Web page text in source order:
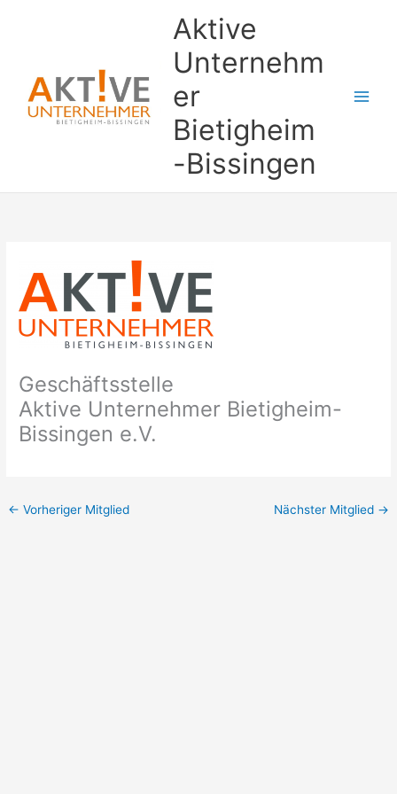
Aktive
Unternehm
er
Bietigheim
-Bissingen
Geschäftsstelle
Aktive Unternehmer Bietigheim-
Bissingen e.V.
← Vorheriger Mitglied Nächster Mitglied →